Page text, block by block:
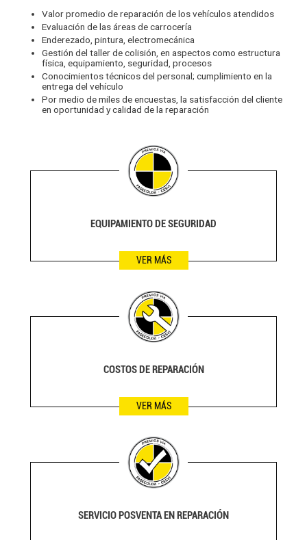
Valor promedio de reparación de los vehículos atendidos
Evaluación de las áreas de carrocería
Enderezado, pintura, electromecánica
Gestión del taller de colisión, en aspectos como estructura
física, equipamiento, seguridad, procesos
Conocimientos técnicos del personal; cumplimiento en la
entrega del vehículo
Por medio de miles de encuestas, la satisfacción del cliente
en oportunidad y calidad de la reparación
EQUIPAMIENTO DE SEGURIDAD
VER MÁS
COSTOS DE REPARACIÓN
VER MÁS
SERVICIO POSVENTA EN REPARACIÓN